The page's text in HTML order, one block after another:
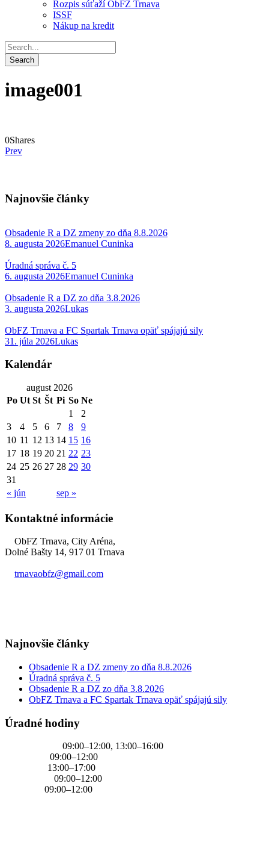
Rozpis súťaží ObFZ Trnava
ISSF
Nákup na kredit
image001
0Shares
Prev
Najnovšie články
Obsadenie R a DZ zmeny zo dňa 8.8.2026
8. augusta 2026Emanuel Cuninka
Úradná správa č. 5
6. augusta 2026Emanuel Cuninka
Obsadenie R a DZ zo dňa 3.8.2026
3. augusta 2026Lukas
ObFZ Trnava a FC Spartak Trnava opäť spájajú sily
31. júla 2026Lukas
Kalendár
august 2026
Po Ut St Št Pi So Ne
« jún sep »
1
2
3
4 5 6 7 8
9
10 11 12 13 14 15 16
17 18 19 20 21 22 23
24 25 26 27 28 29 30
31
Kontaktné informácie
ObFZ Trnava, City Aréna,
Dolné Bašty 14, 917 01 Trnava
trnavaobfz@gmail.com
Najnovšie články
Obsadenie R a DZ zmeny zo dňa 8.8.2026
Úradná správa č. 5
Obsadenie R a DZ zo dňa 3.8.2026
ObFZ Trnava a FC Spartak Trnava opäť spájajú sily
Úradné hodiny
09:00–12:00, 13:00–16:00
09:00–12:00
13:00–17:00
09:00–12:00
09:00–12:00